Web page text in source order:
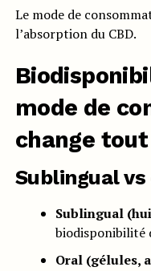
Le mode de
l’absorption du CBD.
mode de
change tout
Sublingual
Sublingual
biodisponibilité
Oral (gélules,